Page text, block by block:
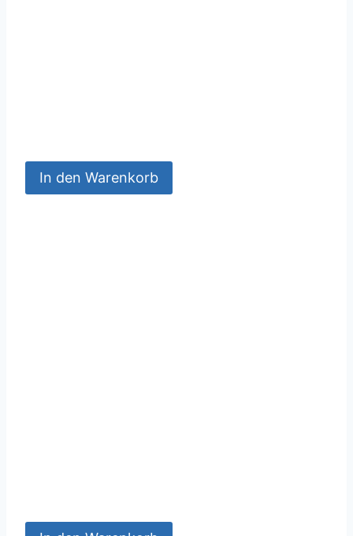
In den Warenkorb